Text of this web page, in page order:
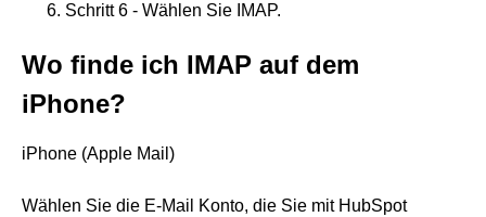
Schritt 6 - Wählen Sie IMAP.
Wo finde ich IMAP auf dem
iPhone?
iPhone (Apple Mail)
Wählen Sie die E-Mail Konto, die Sie mit HubSpot